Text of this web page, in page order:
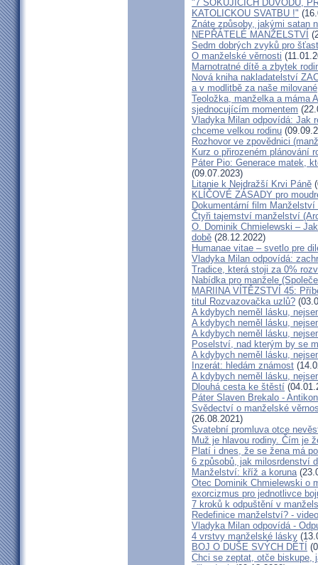
"7 ŠOKUJÍCÍCH DŮVODŮ,
KATOLICKOU SVATBU !"
Znáte způsoby, jakými satan
NEPŘÁTELÉ MANŽELSTVÍ
Sedm dobrých zvyků pro
O manželské věrnosti
Marnotratné dítě a zbytek
Nová kniha nakladatelství
a v modlitbě za naše
Teoložka, manželka a máma
sjednocujícím momentem
Vladyka Milan odpovídá: Jak
chceme velkou rodinu
Rozhovor ve zpovědnici
Kurz o přirozeném plánování
Páter Pio: Generace matek,
(09.07.2023)
Litanie k Nejdražší Krvi Páně
KLÍČOVÉ ZÁSADY pro
Dokumentární film
Čtyři tajemství manželství
O. Dominik Chmielewski –
době (28.12.2022)
Humanae vitae – svetlo pre
Vladyka Milan odpovídá:
Tradice, která stoji za 0%
Nabídka pro manžele
MARIINA VÍTĚZSTVÍ 45:
titul Rozvazovačka uzlů?
A kdybych neměl lásku,
A kdybych neměl lásku,
A kdybych neměl lásku,
Poselství, nad kterým by se
A kdybych neměl lásku,
Inzerát: hledám známost
A kdybych neměl lásku,
Dlouhá cesta ke štěstí
Páter Slaven Brekalo -
Svědectví o manželské
(26.08.2021)
Svatební promluva otce
Muž je hlavou rodiny. Čím je
Platí i dnes, že se žena má
6 způsobů, jak milosrdenství
Manželství: kříž a koruna
Otec Dominik Chmielewski o
exorcizmus pro jednotlivce
7 kroků k odpuštění v
Redefinice manželství? - video
Vladyka Milan odpovídá -
4 vrstvy manželské lásky
BOJ O DUŠE SVÝCH DĚTÍ
Chci se zeptat, otče biskupe,